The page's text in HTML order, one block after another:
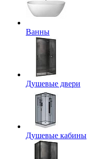
Ванны
Душевые двери
Душевые кабины